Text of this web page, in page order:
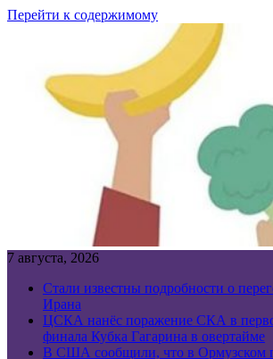
Перейти к содержимому
7 августа, 2026
Стали известны подробности о
Ирана
ЦСКА нанёс поражение СКА в
финала Кубка Гагарина в овертайме
В США сообщили, что в Ормузском